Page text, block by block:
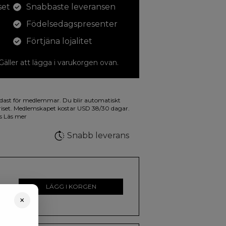
Snabbaste leveransen
Födelsedagspresenter
Förtjäna lojalitet
att lägga i varukorgen ovan.
teckningar med. På illustrationen på
färger.
för medlemmar. Du blir automatiskt
Medlemskapet kostar USD 38/30 dagar.
Läs mer
Snabb leverans
LÄGG I KORGEN
×